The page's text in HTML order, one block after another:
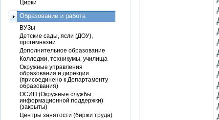
Цирки
Образование и работа
ВУЗы
Детские сады, ясли (ДОУ),
прогимназии
Дополнительное образование
Колледжи, техникумы, училища
Окружные управления
образования и дирекции
(присоединено к Департаменту
образования)
ОСИП (Окружные службы
информационной поддержки)
(закрыты)
Центры занятости (биржи труда)